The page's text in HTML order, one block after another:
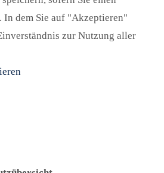
In dem Sie auf "Akzeptieren"
zur Nutzung aller